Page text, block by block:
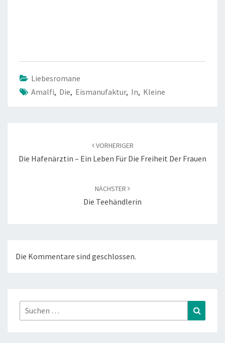
Liebesromane
Amalfi, Die, Eismanufaktur, In, Kleine
VORHERIGER
Die Hafenärztin – Ein Leben Für Die Freiheit Der Frauen
NÄCHSTER
Die Teehändlerin
Die Kommentare sind geschlossen.
Suchen
nach: